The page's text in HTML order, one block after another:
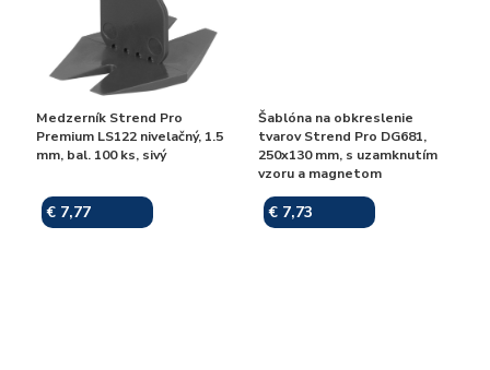
Medzerník Strend Pro
Premium LS122 nivelačný, 1.5
mm, bal. 100 ks, sivý
€ 7,77
Šablóna na obkreslenie
tvarov Strend Pro DG681,
250x130 mm, s uzamknutím
vzoru a magnetom
€ 7,73